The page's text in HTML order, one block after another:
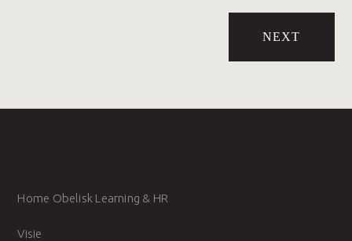
NEXT
Home Obelisk Learning & HR
Visie